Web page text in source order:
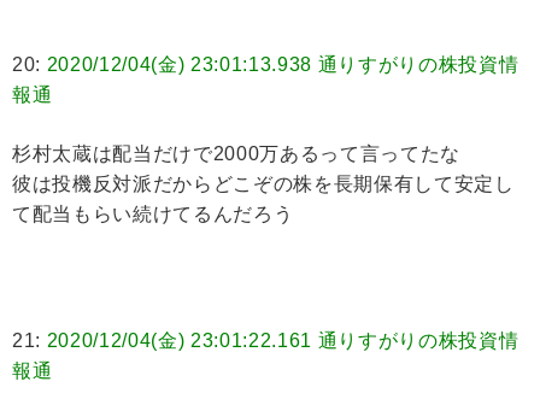
20: 2020/12/04(金) 23:01:13.938 通りすがりの株投資情
報通
杉村太蔵は配当だけで2000万あるって言ってたな
彼は投機反対派だからどこぞの株を長期保有して安定し
て配当もらい続けてるんだろう
21: 2020/12/04(金) 23:01:22.161 通りすがりの株投資情
報通